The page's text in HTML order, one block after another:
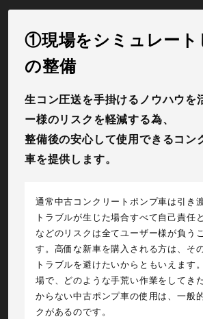
①現場をシミュレート
の整備
生コン圧送を手掛けるノウハウを
ー様のリスクを軽減する為、
整備後の安心して使用できるコン
車を提供します。
通常中古コンクリートポンプ車は引き
トラブルが生じた場合すべて自己責任
などのリスクは全てユーザー様が負う
す。高価な新車を購入される方は、そ
トラブルを避けたいからともいえます
場で、どのような手荒い作業をしてき
からない中古ポンプ車の使用は、一般
クがあるのです。